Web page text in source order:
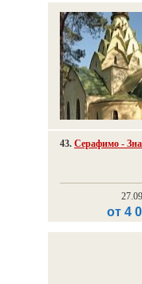
43. Серафимо -
от 4